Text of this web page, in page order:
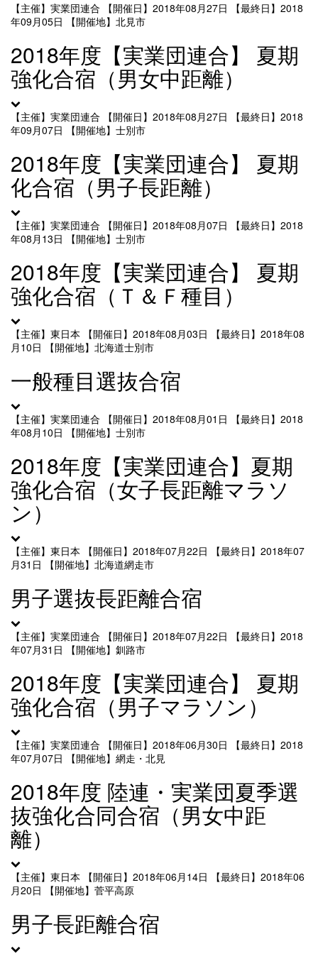
【主催】実業団連合 【開催日】2018年08月27日
【最終日】2018
年09月05日
【開催地】北見市
2018年度【実業団連合】 夏期
強化合宿（男女中距離）
【主催】実業団連合 【開催日】2018年08月27日
【最終日】2018
年09月07日
【開催地】士別市
2018年度【実業団連合】 夏期
化合宿（男子長距離）
【主催】実業団連合 【開催日】2018年08月07日
【最終日】2018
年08月13日
【開催地】士別市
2018年度【実業団連合】 夏期
強化合宿（Ｔ＆Ｆ種目）
【主催】東日本 【開催日】2018年08月03日
【最終日】2018年08
月10日
【開催地】北海道士別市
一般種目選抜合宿
【主催】実業団連合 【開催日】2018年08月01日
【最終日】2018
年08月10日
【開催地】士別市
2018年度【実業団連合】夏期
強化合宿（女子長距離マラソ
ン）
【主催】東日本 【開催日】2018年07月22日
【最終日】2018年07
月31日
【開催地】北海道網走市
男子選抜長距離合宿
【主催】実業団連合 【開催日】2018年07月22日
【最終日】2018
年07月31日
【開催地】釧路市
2018年度【実業団連合】 夏期
強化合宿（男子マラソン）
【主催】実業団連合 【開催日】2018年06月30日
【最終日】2018
年07月07日
【開催地】網走・北見
2018年度 陸連・実業団夏季選
抜強化合同合宿（男女中距
離）
【主催】東日本 【開催日】2018年06月14日
【最終日】2018年06
月20日
【開催地】菅平高原
男子長距離合宿